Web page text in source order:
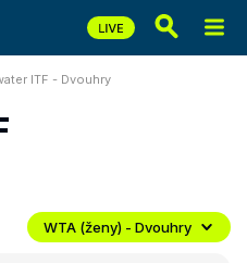
ITF - Dvouhry
WTA (ženy) - Dvouhry